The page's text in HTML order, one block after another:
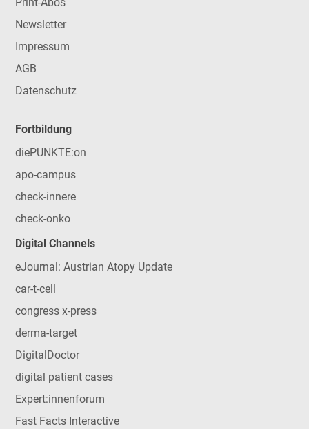
Newsletter
Impressum
AGB
Datenschutz
Fortbildung
diePUNKTE:on
apo-campus
check-innere
check-onko
Digital Channels
eJournal: Austrian Atopy Update
car-t-cell
congress x-press
derma-target
DigitalDoctor
digital patient cases
Expert:innenforum
Fast Facts Interactive